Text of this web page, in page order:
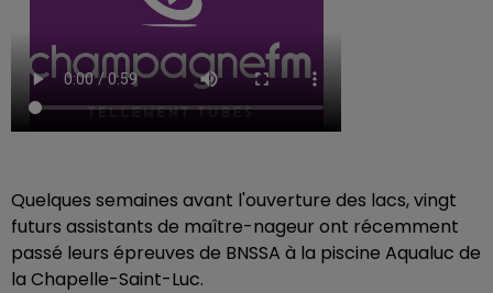
Quelques semaines avant l'ouverture des lacs, vingt
futurs assistants de maître-nageur ont récemment
passé leurs épreuves de BNSSA à la piscine Aqualuc de
la Chapelle-Saint-Luc.